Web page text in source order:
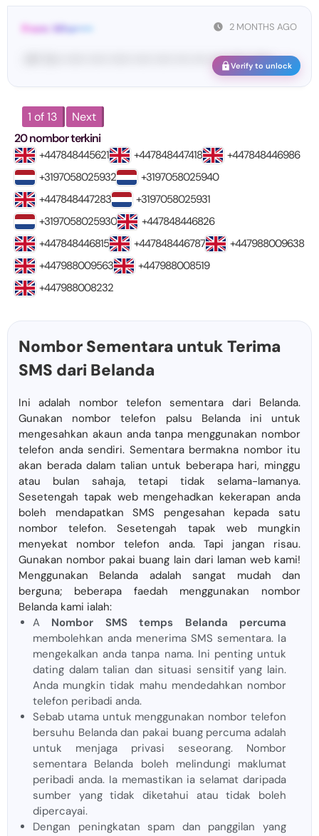
2 MONTHS AGO
From: Wha•••••
<#• Yo•• •••••• ••••• •••••• ••••• ••••• •••• •••• •••• •••••• ••••••
Verify to unlock
1 of 13
Next
20 nombor terkini
+447848445621 +447848447418
+447848446986
+3197058025932
+3197058025940
+447848447283
+3197058025931
+3197058025930
+447848446826
+447848446815
+447848446787
+447988009638
+447988009563
+447988008519
+447988008232
Nombor Sementara untuk Terima
SMS dari Belanda
Ini adalah nombor telefon sementara dari Belanda.
Gunakan nombor telefon palsu Belanda ini untuk
mengesahkan akaun anda tanpa menggunakan nombor
telefon anda sendiri. Sementara bermakna nombor itu
akan berada dalam talian untuk beberapa hari, minggu
atau bulan sahaja, tetapi tidak selama-lamanya.
Sesetengah tapak web mengehadkan kekerapan anda
boleh mendapatkan SMS pengesahan kepada satu
nombor telefon. Sesetengah tapak web mungkin
menyekat nombor telefon anda. Tapi jangan risau.
Gunakan nombor pakai buang lain dari laman web kami!
Menggunakan Belanda adalah sangat mudah dan
berguna; beberapa faedah menggunakan nombor
Belanda kami ialah:
A Nombor SMS temps Belanda percuma
membolehkan anda menerima SMS sementara. Ia
mengekalkan anda tanpa nama. Ini penting untuk
dating dalam talian dan situasi sensitif yang lain.
Anda mungkin tidak mahu mendedahkan nombor
telefon peribadi anda.
Sebab utama untuk menggunakan nombor telefon
bersuhu Belanda dan pakai buang percuma adalah
untuk menjaga privasi seseorang. Nombor
sementara Belanda boleh melindungi maklumat
peribadi anda. Ia memastikan ia selamat daripada
sumber yang tidak diketahui atau tidak boleh
dipercayai.
Dengan peningkatan spam dan panggilan yang